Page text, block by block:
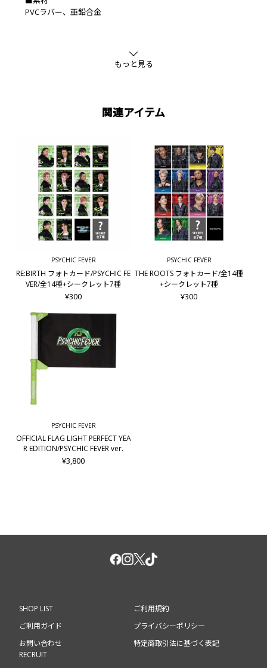
PVCラバー、亜鉛合金
もっと見る
関連アイテム
PSYCHIC FEVER
RE:BIRTH フォトカード/PSYCHIC FE
VER/全14種+シークレット7種
¥300
PSYCHIC FEVER
THE ROOTS フォトカード/全14種
+シークレット7種
¥300
PSYCHIC FEVER
OFFICIAL FLAG LIGHT PERFECT YEA
R EDITION/PSYCHIC FEVER ver.
¥3,800
SHOP LIST
ご利用ガイド
お問い合わせ
ご利用規約
プライバシーポリシー
特定商取引法に基づく表記
RECRUIT